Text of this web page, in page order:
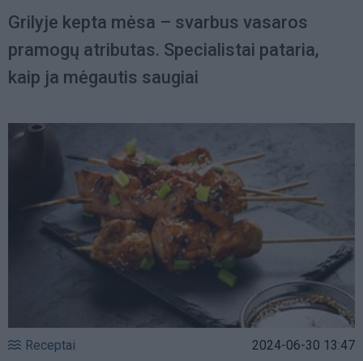
Grilyje kepta mėsa – svarbus vasaros
pramogų atributas. Specialistai pataria,
kaip ja mėgautis saugiai
Receptai 2024-06-30 13:47